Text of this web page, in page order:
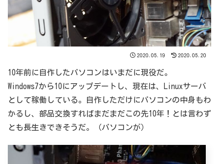
2020.05.19 2020.05.20
10年前に自作したパソコンはいまだに現役だ。
Windows7から10にアップデートし、現在は、Linuxサーバ
として稼働している。自作しただけにパソコンの中身もわ
かるし、部品交換すればまだまだこの先10年！とは言わず
とも長生きできそうだ。（パソコンが）